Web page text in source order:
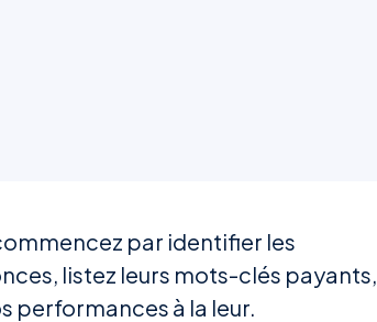
par identifier les
listez leurs mots-clés payants,
performances à la leur.